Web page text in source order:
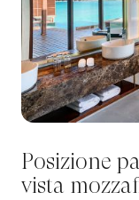
Posizione
vista